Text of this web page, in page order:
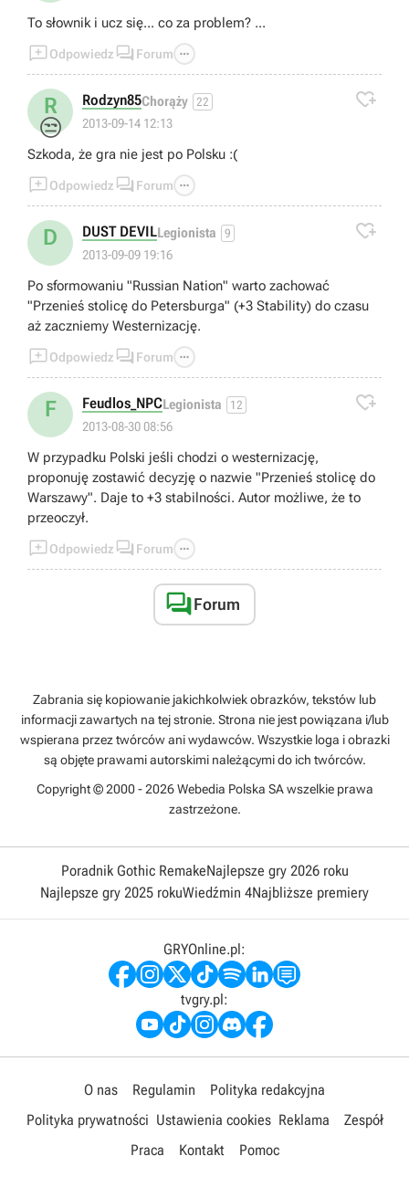
To słownik i ucz się... co za problem? ...
Odpowiedz  Forum 
R
😒
Rodzyn85Chorąży 22
2013-09-14 12:13

Szkoda, że gra nie jest po Polsku :(
Odpowiedz  Forum 
D DUST DEVILLegionista 9
2013-09-09 19:16

Po sformowaniu "Russian Nation" warto zachować
"Przenieś stolicę do Petersburga" (+3 Stability) do czasu
aż zaczniemy Westernizację.
Odpowiedz  Forum 
F Feudlos_NPCLegionista 12
2013-08-30 08:56

W przypadku Polski jeśli chodzi o westernizację,
proponuję zostawić decyzję o nazwie "Przenieś stolicę do
Warszawy". Daje to +3 stabilności. Autor możliwe, że to
przeoczył.
Odpowiedz  Forum 
Forum
Zabrania się kopiowanie jakichkolwiek obrazków, tekstów lub
informacji zawartych na tej stronie. Strona nie jest powiązana i/lub
wspierana przez twórców ani wydawców. Wszystkie loga i obrazki
są objęte prawami autorskimi należącymi do ich twórców.
Copyright © 2000 - 2026 Webedia Polska SA wszelkie prawa
zastrzeżone.
Poradnik Gothic RemakeNajlepsze gry 2026 roku
Najlepsze gry 2025 rokuWiedźmin 4Najbliższe premiery
GRYOnline.pl:
tvgry.pl:
O nas Regulamin
Polityka redakcyjna
Polityka prywatności Ustawienia cookies Reklama
Zespół
Praca
Kontakt Pomoc